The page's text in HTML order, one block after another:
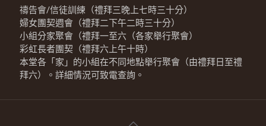
禱告會/信徒訓練（禮拜三晚上七時三十分）
婦女團契週會（禮拜二下午二時三十分）
小組分家聚會（禮拜一至六（各家舉行聚會）
彩虹長者團契（禮拜六上午十時）
本堂各「家」的小組在不同地點舉行聚會（由禮拜日至禮
拜六）。詳細情況可致電查詢。